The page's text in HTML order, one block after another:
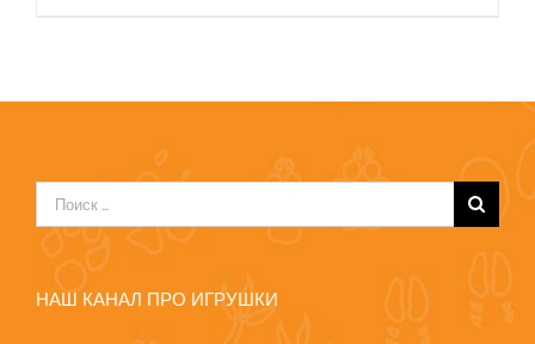
Результат
поиска:
НАШ КАНАЛ ПРО ИГРУШКИ